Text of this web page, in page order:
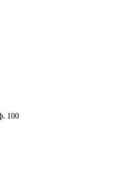
100